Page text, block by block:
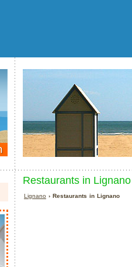
Restaurants in Lignano
Lignano › Restaurants in Lignano